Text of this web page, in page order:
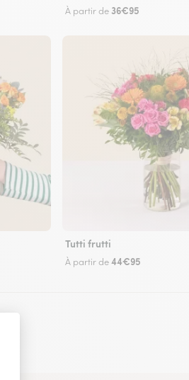
À partir de 36€95
Tutti frutti
À partir de44€95